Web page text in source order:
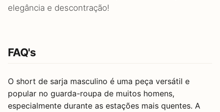
elegância e descontração!
FAQ's
O short de sarja masculino é uma peça versátil e
popular no guarda-roupa de muitos homens,
especialmente durante as estações mais quentes. A